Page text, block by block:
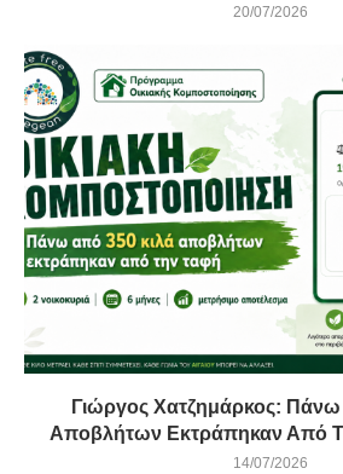
20/07/2026
Γιώργος Χατζημάρκος:
Αποβλήτων Εκτράπηκαν Από
14/07/2026